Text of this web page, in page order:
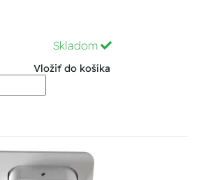
Skladom
Vložiť do košíka